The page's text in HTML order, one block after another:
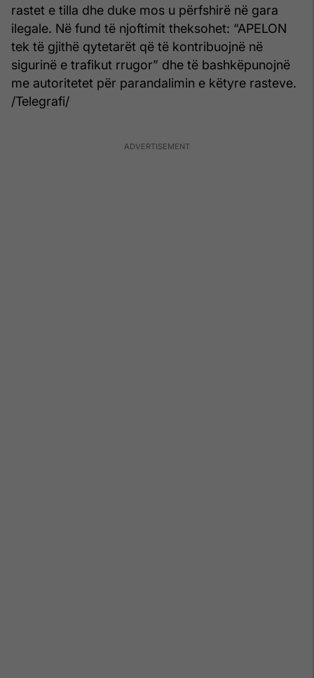
rastet e tilla dhe duke mos u përfshirë në gara
ilegale. Në fund të njoftimit theksohet: “APELON
tek të gjithë qytetarët që të kontribuojnë në
sigurinë e trafikut rrugor” dhe të bashkëpunojnë
me autoritetet për parandalimin e këtyre rasteve.
/Telegrafi/